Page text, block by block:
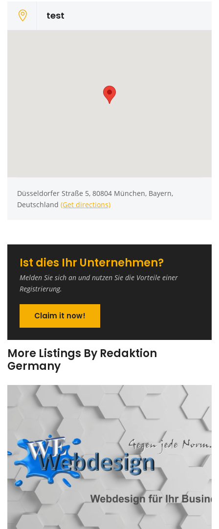
test
Düsseldorfer Straße 5, 80804 München, Bayern,
Deutschland (Get directions)
Ist dies Ihr Unternehmen?
Melden Sie sich an und nutzen Sie die Vorteile einer
Registrierung.
Claim it now!
More Listings By Redaktion
Germany